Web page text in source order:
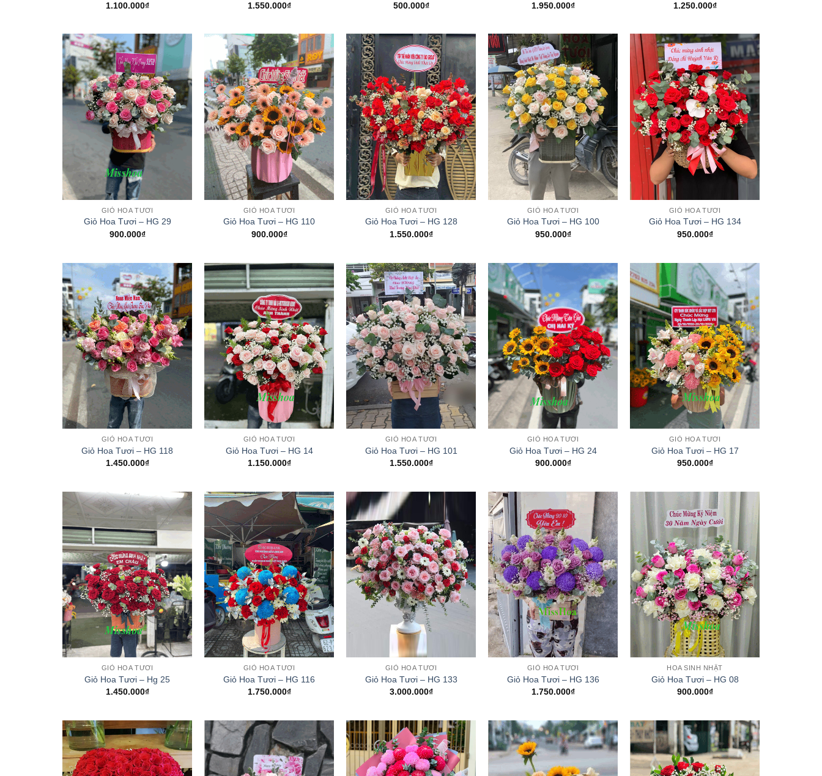
1.100.000₫
1.550.000₫
500.000₫
1.950.000₫
1.250.000₫
GIỎ HOA TƯƠI
Giỏ Hoa Tươi – HG 29
900.000₫
+
GIỎ HOA TƯƠI
Giỏ Hoa Tươi – HG 110
900.000₫
+
GIỎ HOA TƯƠI
Giỏ Hoa Tươi – HG 128
1.550.000₫
GIỎ HOA TƯƠI
Giỏ Hoa Tươi – HG 100
950.000₫
GIỎ HOA TƯƠI
Giỏ Hoa Tươi – HG 134
950.000₫
+
GIỎ HOA TƯƠI
Giỏ Hoa Tươi – HG 118
1.450.000₫
+
GIỎ HOA TƯƠI
Giỏ Hoa Tươi – HG 14
1.150.000₫
GIỎ HOA TƯƠI
Giỏ Hoa Tươi – HG 101
1.550.000₫
GIỎ HOA TƯƠI
Giỏ Hoa Tươi – HG 24
900.000₫
GIỎ HOA TƯƠI
Giỏ Hoa Tươi – HG 17
950.000₫
GIỎ HOA TƯƠI
Giỏ Hoa Tươi – Hg 25
1.450.000₫
+
GIỎ HOA TƯƠI
Giỏ Hoa Tươi – HG 116
1.750.000₫
GIỎ HOA TƯƠI
Giỏ Hoa Tươi – HG 133
3.000.000₫
+
GIỎ HOA TƯƠI
Giỏ Hoa Tươi – HG 136
1.750.000₫
HOA SINH NHẬT
Giỏ Hoa Tươi – HG 08
900.000₫